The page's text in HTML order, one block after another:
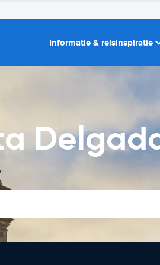
Informatie & reisinspiratie